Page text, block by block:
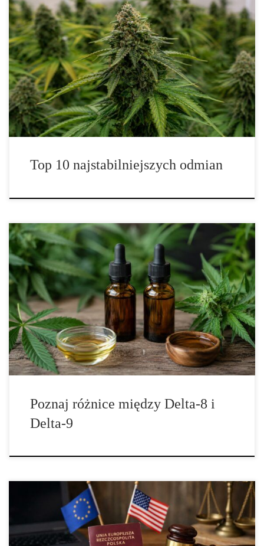
Najstabilniejsze genetycznie odmiany marihuany – zestawienie
klasycznych i cenionych linii konopnych Stabilność genetyczna
odmian marihuany od wielu lat pozostaje jednym z
najważniejszych zagadnień dla osób, które interesują się konopiami
od strony botanicznej, kolekcjonerskiej, historycznej oraz
hodowlanej. Dobrze ustabilizowana odmiana wyróżnia się
powtarzalnością najważniejszych cech, przewidywalnym profilem
aromatycznym, spójną strukturą, rozpoznawalnym […]
Top 10 najstabilniejszych odmian
Delta-8 THC i Delta-9 THC – różnice, działanie, skutki uboczne i
bezpieczeństwo Delta-8 THC oraz Delta-9 THC to dwa pokrewne
kannabinoidy, które coraz częściej pojawiają się w rozmowach o
konopiach i produktach konopnych. Ich nazwy są podobne, a
budowa chemiczna różni się tylko niewielkim szczegółem, jednak
w praktyce mogą dawać […]
Poznaj różnice między Delta-8 i
Delta-9
Czy zakup nasion marihuany z zagranicy jest legalny –
najważniejsze kwestie, które warto znać Zakup nasion marihuany z